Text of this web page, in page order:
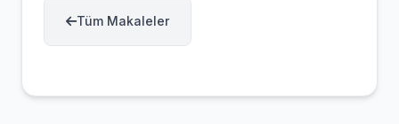
Tüm Makaleler